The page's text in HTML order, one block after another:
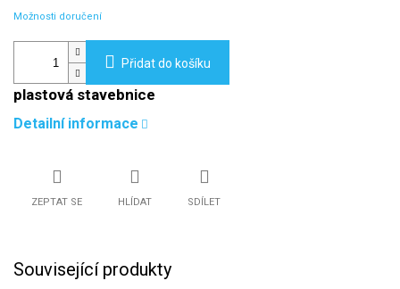
Možnosti doručení
Přidat do košíku
plastová stavebnice
Detailní informace
ZEPTAT SE HLÍDAT SDÍLET
Související produkty